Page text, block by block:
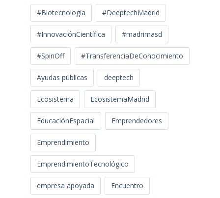
#Biotecnología #DeeptechMadrid
#InnovaciónCientífica #madrimasd
#SpinOff #TransferenciaDeConocimiento
Ayudas públicas deeptech
Ecosistema EcosistemaMadrid
EducaciónEspacial Emprendedores
Emprendimiento
EmprendimientoTecnológico
empresa apoyada Encuentro